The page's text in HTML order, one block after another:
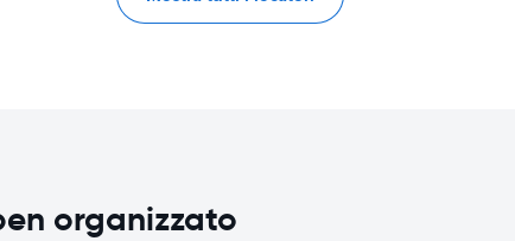
organizzato